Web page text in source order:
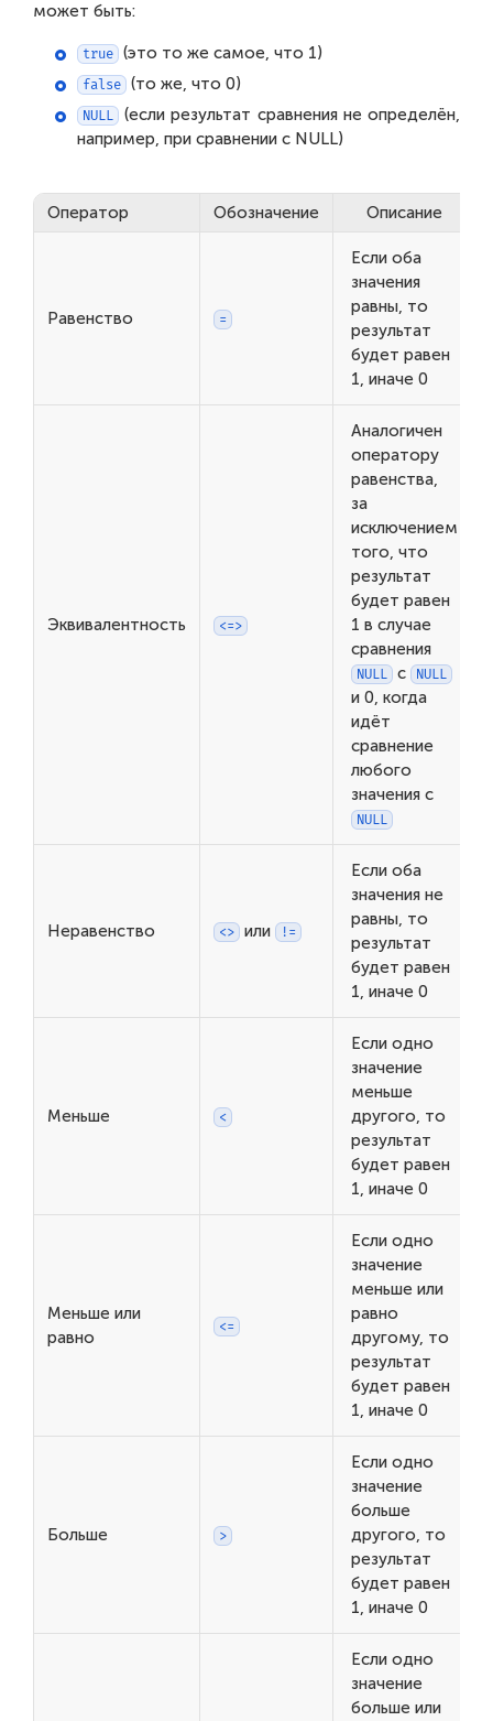
может быть:
true (это то же самое, что 1)
false (то же, что 0)
NULL
(если результат сравнения не определён,
например, при сравнении с NULL)
Оператор Обозначение Описание
Равенство =
Если оба
значения
равны, то
результат
будет равен
1, иначе 0
Эквивалентность <=>
Аналогичен
оператору
равенства,
за
исключением
того, что
результат
будет равен
1 в случае
сравнения
NULL с NULL
и 0, когда
идёт
сравнение
любого
значения с
NULL
Неравенство <> или !=
Если оба
значения не
равны, то
результат
будет равен
1, иначе 0
Меньше <
Если одно
значение
меньше
другого, то
результат
будет равен
1, иначе 0
Меньше или
равно
<=
Если одно
значение
меньше или
равно
другому, то
результат
будет равен
1, иначе 0
Больше >
Если одно
значение
больше
другого, то
результат
будет равен
1, иначе 0
Если одно
значение
больше или